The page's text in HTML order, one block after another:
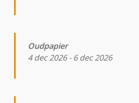
Oudpapier
4 dec 2026- 6 dec 2026